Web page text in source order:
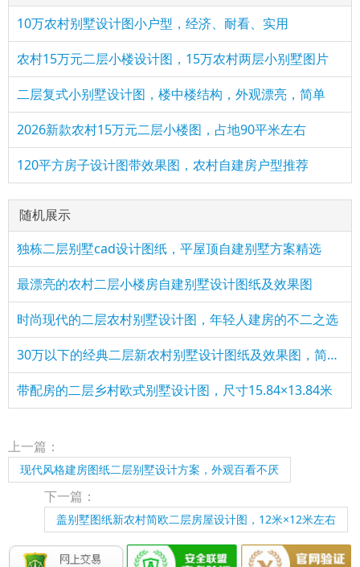
10万农村别墅设计图小户型，经济、耐看、实用
农村15万元二层小楼设计图，15万农村两层小别墅图片
二层复式小别墅设计图，楼中楼结构，外观漂亮，简单
2026新款农村15万元二层小楼图，占地90平米左右
120平方房子设计图带效果图，农村自建房户型推荐
随机展示
独栋二层别墅cad设计图纸，平屋顶自建别墅方案精选
最漂亮的农村二层小楼房自建别墅设计图纸及效果图
时尚现代的二层农村别墅设计图，年轻人建房的不二之选
30万以下的经典二层新农村别墅设计图纸及效果图，简单大气
带配房的二层乡村欧式别墅设计图，尺寸15.84×13.84米
上一篇：
现代风格建房图纸二层别墅设计方案，外观百看不厌
下一篇：
盖别墅图纸新农村简欧二层房屋设计图，12米×12米左右